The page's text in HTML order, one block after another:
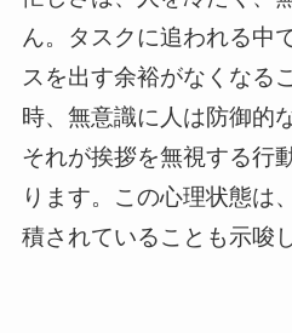
ん。タスクに追われる中
スを出す余裕がなくなる
時、無意識に人は防御的
それが挨拶を無視する行
ります。この心理状態は
積されていることも示唆